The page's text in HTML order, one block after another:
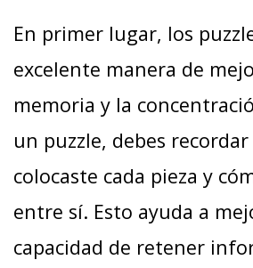
En primer lugar, los
excelente manera de
memoria y la
un puzzle, debes
colocaste cada pieza y
entre sí. Esto ayuda a
capacidad de retener